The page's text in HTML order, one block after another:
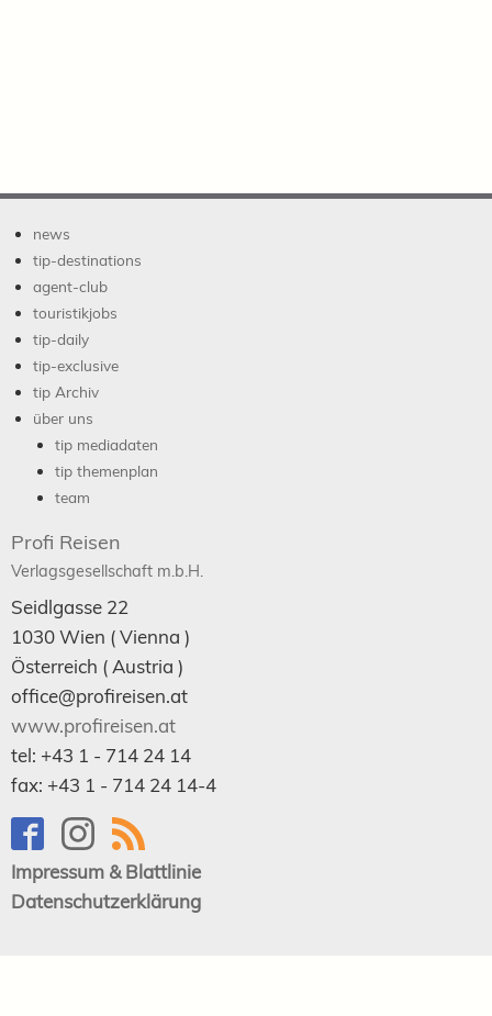
news
tip-destinations
agent-club
touristikjobs
tip-daily
tip-exclusive
tip Archiv
über uns
tip mediadaten
tip themenplan
team
Profi Reisen
Verlagsgesellschaft m.b.H.
Seidlgasse 22
1030Wien ( Vienna )
Österreich ( Austria )
office@profireisen.at
www.profireisen.at
tel: +43 1 - 714 24 14
fax: +43 1 - 714 24 14-4
Impressum & Blattlinie
Datenschutzerklärung